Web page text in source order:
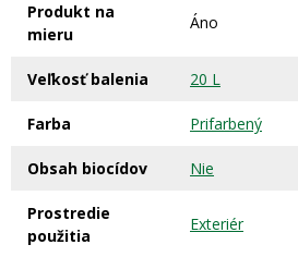
Produkt na
mieru
Áno
Veľkosť balenia 20 L
Farba Prifarbený
Obsah biocídov Nie
Prostredie
použitia
Exteriér